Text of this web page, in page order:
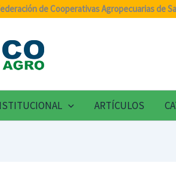
de Cooperativas Agropecuarias de
ARTÍCULOS